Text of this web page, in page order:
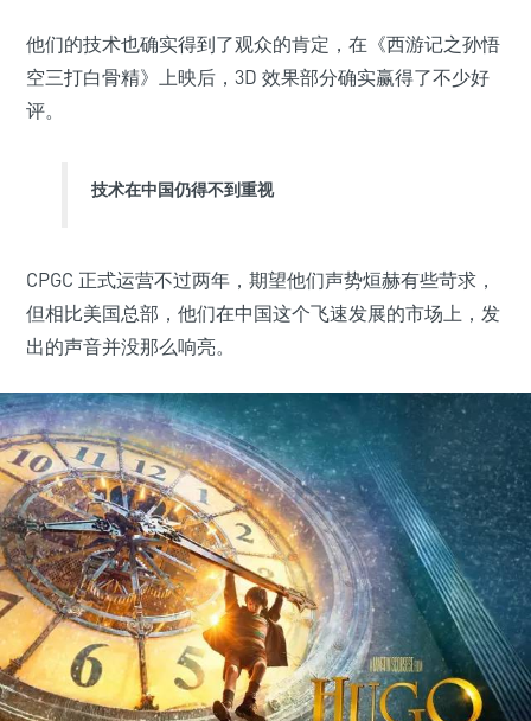
他们的技术也确实得到了观众的肯定，在《西游记之孙悟
空三打白骨精》上映后，3D 效果部分确实赢得了不少好
评。
技术在中国仍得不到重视
CPGC 正式运营不过两年，期望他们声势烜赫有些苛求，
但相比美国总部，他们在中国这个飞速发展的市场上，发
出的声音并没那么响亮。